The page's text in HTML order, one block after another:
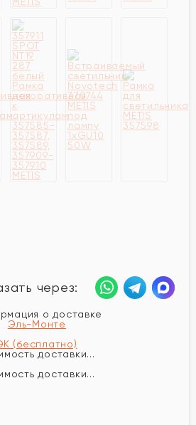
через:
о доставке
Эль-Монте
(бесплатно)
доставки...
доставки...